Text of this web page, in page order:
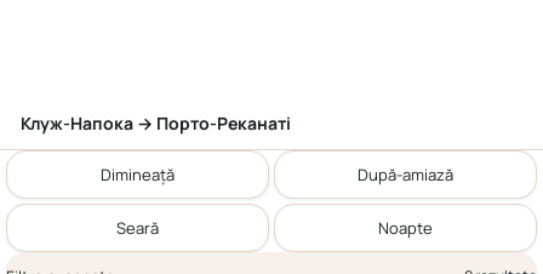
Клуж-Напока → Порто-Реканаті
Dimineață După-amiază
Seară Noapte